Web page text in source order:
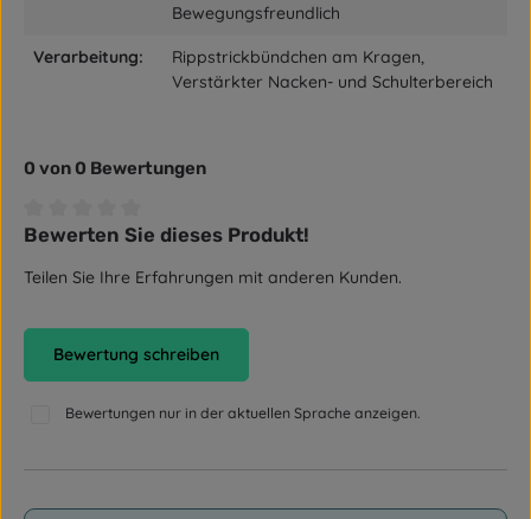
Bewegungsfreundlich
Verarbeitung:
Rippstrickbündchen am Kragen,
Verstärkter Nacken- und Schulterbereich
0 von 0 Bewertungen
Durchschnittliche Bewertung von 0 von 5 Sternen
Bewerten Sie dieses Produkt!
Teilen Sie Ihre Erfahrungen mit anderen Kunden.
Bewertung schreiben
Bewertungen nur in der aktuellen Sprache anzeigen.